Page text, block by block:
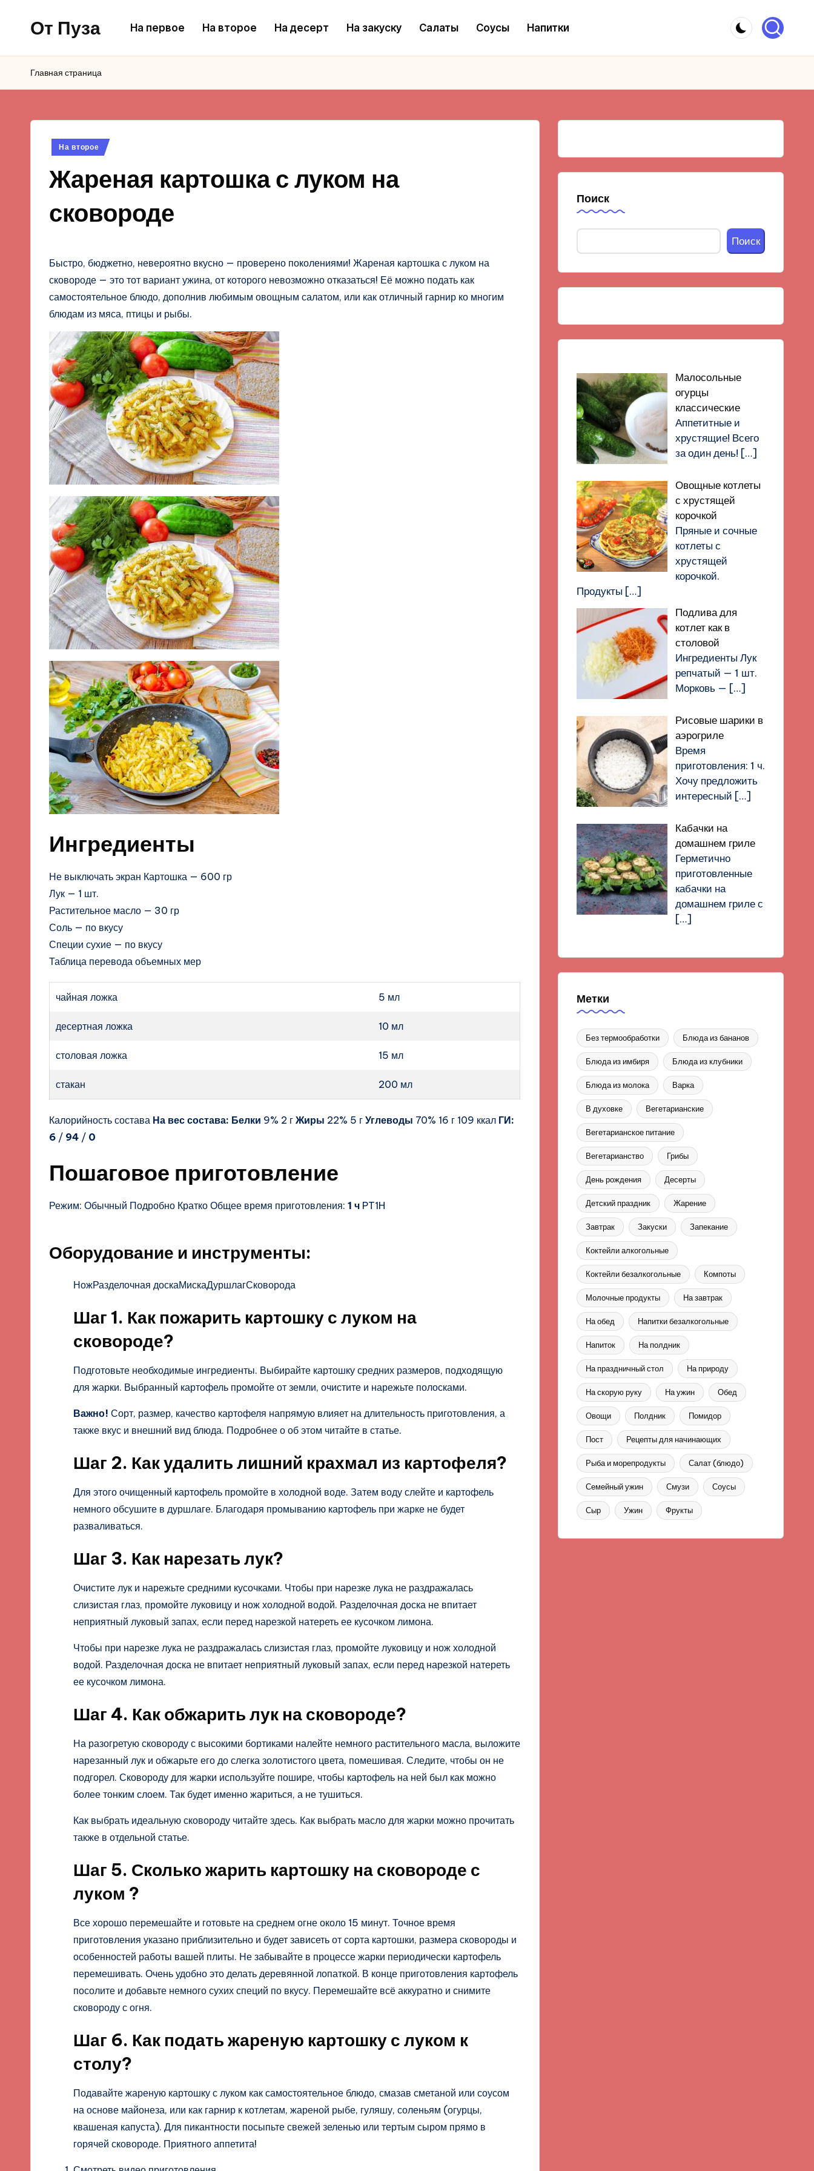
Перейти
содержимому
От Пуза
очень
вкусные
рецепты!
На первое На второе На десерт На закуску Салаты Соусы Напитки
Главная страница
Опубликовано
На второе
Жареная картошка с луком на
сковороде
Быстро, бюджетно, невероятно вкусно — проверено поколениями! Жареная картошка с луком на
сковороде — это тот вариант ужина, от которого невозможно отказаться! Её можно подать как
самостоятельное блюдо, дополнив любимым овощным салатом, или как отличный гарнир ко многим
блюдам из мяса, птицы и рыбы.
Ингредиенты
Не выключать экран Картошка — 600 гр
Лук — 1 шт.
Растительное масло — 30 гр
Соль — по вкусу
Специи сухие — по вкусу
Таблица перевода объемных мер
чайная ложка 5 мл
десертная ложка 10 мл
столовая ложка 15 мл
стакан 200 мл
Калорийность состава На вес состава: Белки 9% 2 г Жиры 22% 5 г Углеводы 70% 16 г 109 ккал ГИ:
6 / 94 / 0
Пошаговое приготовление
Режим: Обычный Подробно Кратко Общее время приготовления: 1 ч PT1H
Оборудование и инструменты:
НожРазделочная доскаМискаДуршлагСковорода
Шаг 1. Как пожарить картошку с луком на
сковороде?
Подготовьте необходимые ингредиенты. Выбирайте картошку средних размеров, подходящую
для жарки. Выбранный картофель промойте от земли, очистите и нарежьте полосками.
Важно! Сорт, размер, качество картофеля напрямую влияет на длительность приготовления, а
также вкус и внешний вид блюда. Подробнее о об этом читайте в статье.
Шаг 2. Как удалить лишний крахмал из картофеля?
Для этого очищенный картофель промойте в холодной воде. Затем воду слейте и картофель
немного обсушите в дуршлаге. Благодаря промыванию картофель при жарке не будет
разваливаться.
Шаг 3. Как нарезать лук?
Очистите лук и нарежьте средними кусочками. Чтобы при нарезке лука не раздражалась
слизистая глаз, промойте луковицу и нож холодной водой. Разделочная доска не впитает
неприятный луковый запах, если перед нарезкой натереть ее кусочком лимона.
Чтобы при нарезке лука не раздражалась слизистая глаз, промойте луковицу и нож холодной
водой. Разделочная доска не впитает неприятный луковый запах, если перед нарезкой натереть
ее кусочком лимона.
Шаг 4. Как обжарить лук на сковороде?
На разогретую сковороду с высокими бортиками налейте немного растительного масла, выложите
нарезанный лук и обжарьте его до слегка золотистого цвета, помешивая. Следите, чтобы он не
подгорел. Сковороду для жарки используйте пошире, чтобы картофель на ней был как можно
более тонким слоем. Так будет именно жариться, а не тушиться.
Как выбрать идеальную сковороду читайте здесь. Как выбрать масло для жарки можно прочитать
также в отдельной статье.
Шаг 5. Сколько жарить картошку на сковороде с
луком ?
Все хорошо перемешайте и готовьте на среднем огне около 15 минут. Точное время
приготовления указано приблизительно и будет зависеть от сорта картошки, размера сковороды и
особенностей работы вашей плиты. Не забывайте в процессе жарки периодически картофель
перемешивать. Очень удобно это делать деревянной лопаткой. В конце приготовления картофель
посолите и добавьте немного сухих специй по вкусу. Перемешайте всё аккуратно и снимите
сковороду с огня.
Шаг 6. Как подать жареную картошку с луком к
столу?
Подавайте жареную картошку с луком как самостоятельное блюдо, смазав сметаной или соусом
на основе майонеза, или как гарнир к котлетам, жареной рыбе, гуляшу, соленьям (огурцы,
квашеная капуста). Для пикантности посыпьте свежей зеленью или тертым сыром прямо в
горячей сковороде. Приятного аппетита!
Поиск
Поиск
Малосольные
огурцы
классические
Аппетитные и
хрустящие! Всего
за один день! […]
Овощные котлеты
с хрустящей
корочкой
Пряные и сочные
котлеты с
хрустящей
корочкой.
Продукты […]
Подлива для
котлет как в
столовой
Ингредиенты Лук
репчатый — 1 шт.
Морковь — […]
Рисовые шарики в
аэрогриле
Время
приготовления: 1 ч.
Хочу предложить
интересный […]
Кабачки на
домашнем гриле
Герметично
приготовленные
кабачки на
домашнем гриле с
[…]
Метки
Без термообработки Блюда из бананов
Блюда из имбиря Блюда из клубники
Блюда из молока Варка
В духовке Вегетарианские
Вегетарианское питание
Вегетарианство Грибы
День рождения Десерты
Детский праздник Жарение
Завтрак Закуски Запекание
Коктейли алкогольные
Коктейли безалкогольные Компоты
Молочные продукты На завтрак
На обед Напитки безалкогольные
Напиток На полдник
На праздничный стол На природу
На скорую руку На ужин Обед
Овощи Полдник Помидор
Пост Рецепты для начинающих
Рыба и морепродукты Салат (блюдо)
Семейный ужин Смузи Соусы
Сыр Ужин Фрукты